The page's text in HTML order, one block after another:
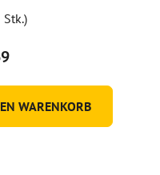
Stk.)
WARENKORB